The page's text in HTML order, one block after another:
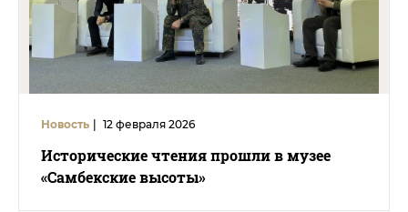
Новость 12 февраля 2026
Исторические чтения прошли в музее
«Самбекские высоты»